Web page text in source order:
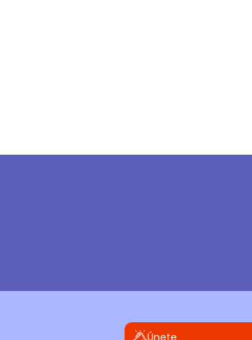
Únete